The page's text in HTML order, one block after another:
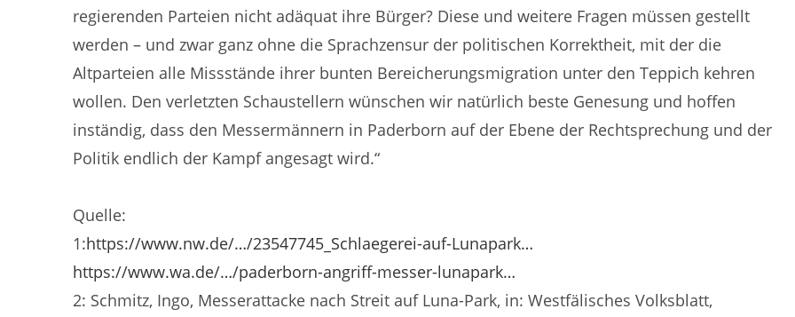
regierenden Parteien nicht adäquat ihre Bürger? Diese und weitere Fragen müssen gestellt
werden – und zwar ganz ohne die Sprachzensur der politischen Korrektheit, mit der die
Altparteien alle Missstände ihrer bunten Bereicherungsmigration unter den Teppich kehren
wollen. Den verletzten Schaustellern wünschen wir natürlich beste Genesung und hoffen
inständig, dass den Messermännern in Paderborn auf der Ebene der Rechtsprechung und der
Politik endlich der Kampf angesagt wird.“
Quelle:
1:https://www.nw.de/…/23547745_Schlaegerei-auf-Lunapark…
https://www.wa.de/…/paderborn-angriff-messer-lunapark…
2: Schmitz, Ingo, Messerattacke nach Streit auf Luna-Park, in: Westfälisches Volksblatt,